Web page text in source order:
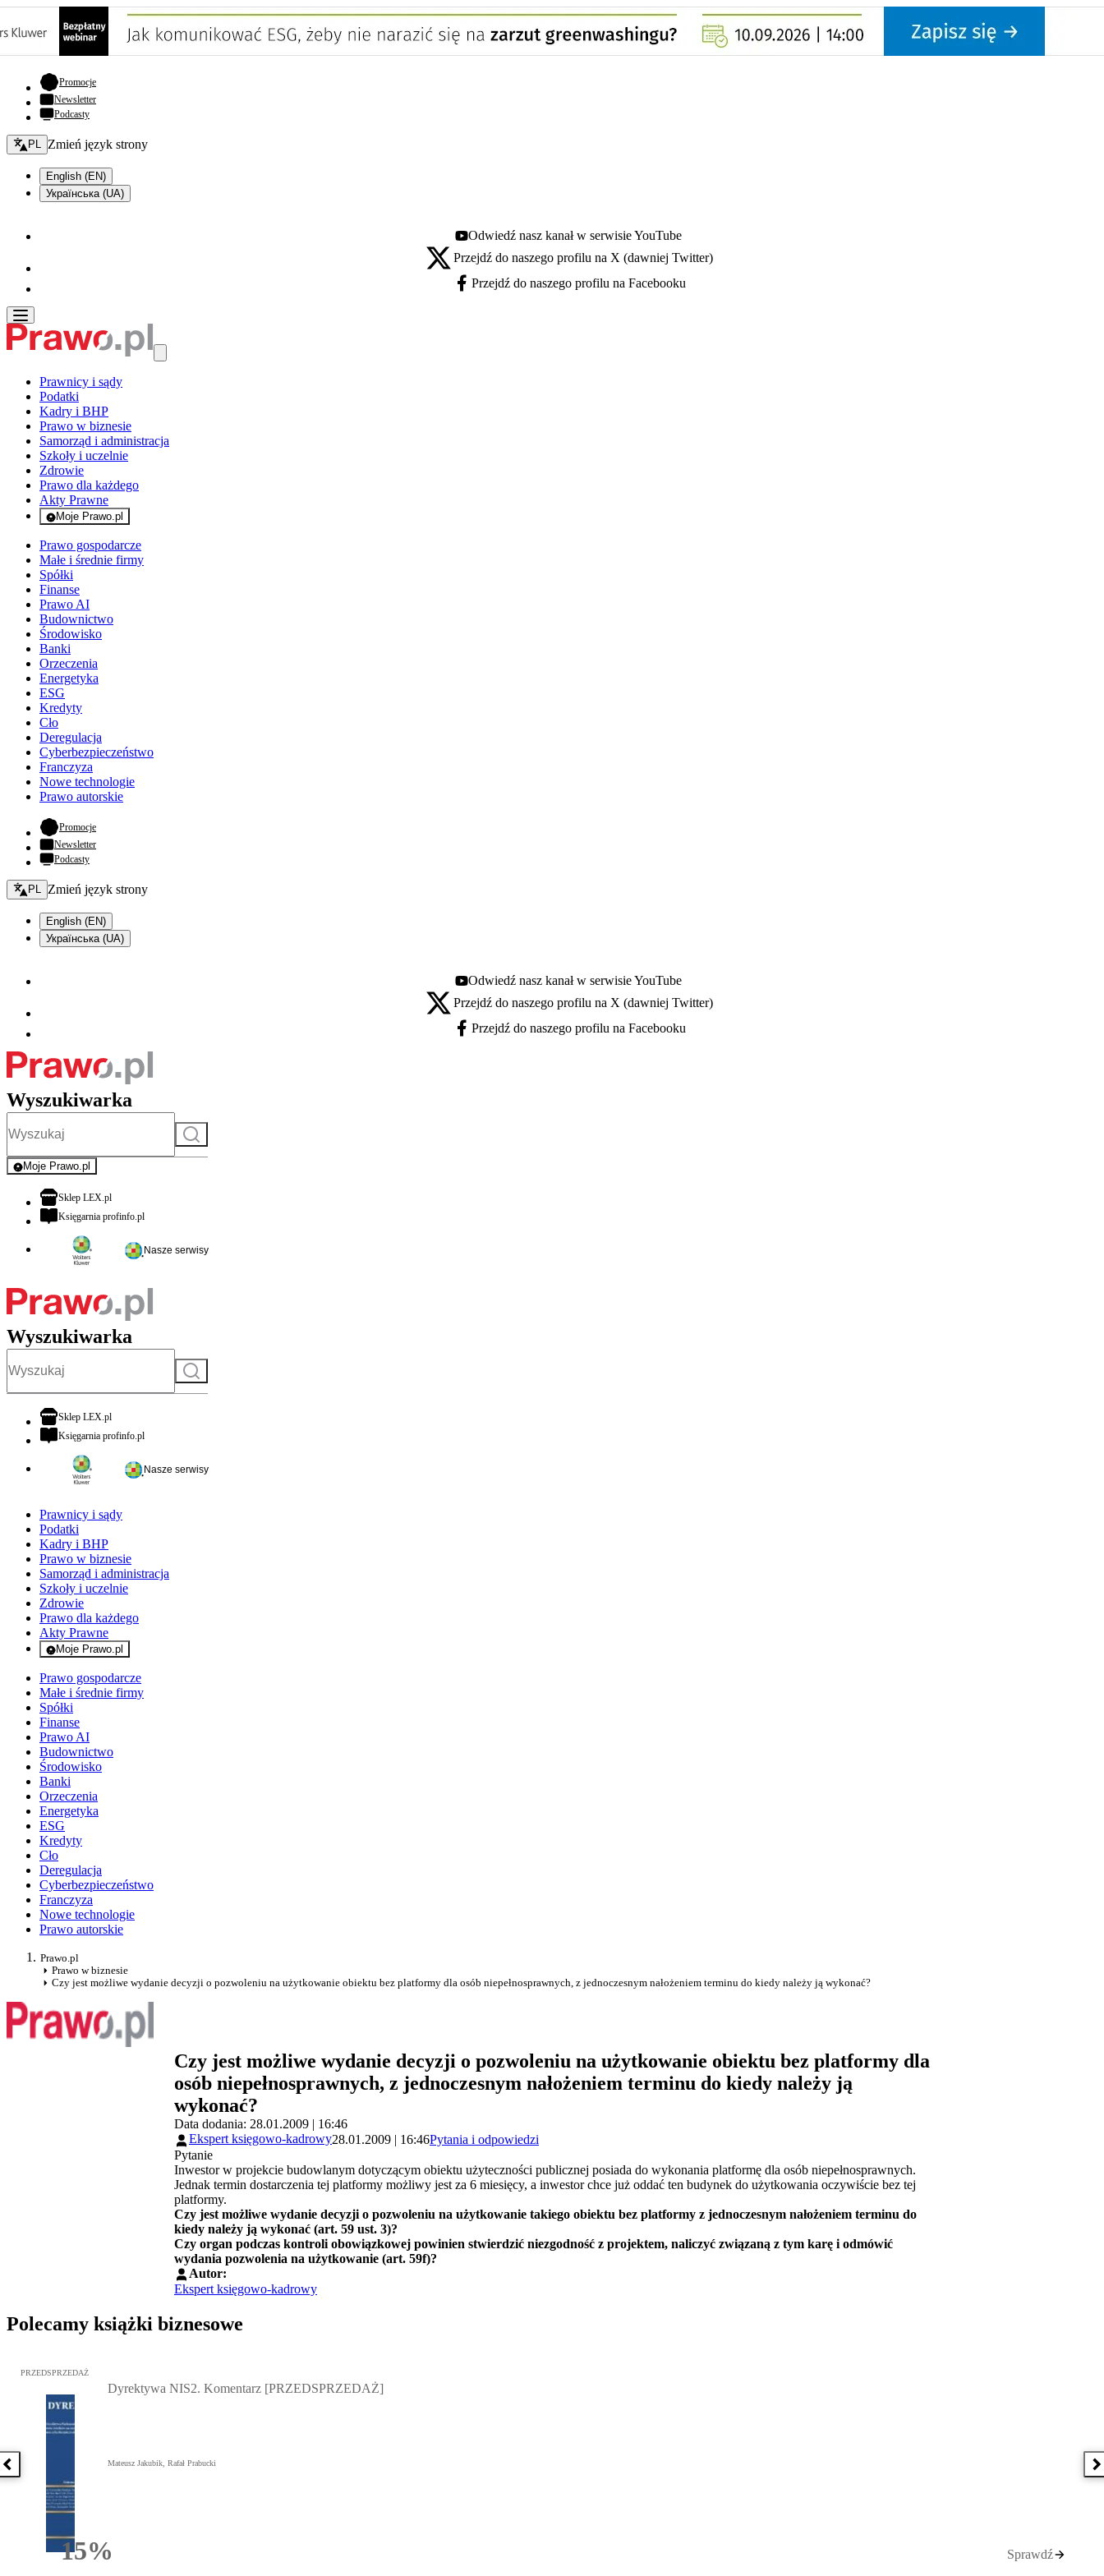
Promocje- otwiera się w nowej karcie
Newsletter
Podcasty
Zmień język - bieżący:
PL Zmień język strony
English (EN)
Українська (UA)
Youtube - otwiera się w nowej karcie
Odwiedź nasz kanał w serwisie YouTube
X - otwiera się w nowej karcie
Przejdź do naszego profilu na X (dawniej Twitter)
Facebook - otwiera się w nowej karcie
Przejdź do naszego profilu na Facebooku
Prawnicy i sądy
Podatki
Kadry i BHP
Prawo w biznesie
Samorząd i administracja
Szkoły i uczelnie
Zdrowie
Prawo dla każdego
Akty Prawne
Moje Prawo.pl
- rejestracja i logowanie do serwisu
Prawo gospodarcze
Małe i średnie firmy
Spółki
Finanse
Prawo AI
Budownictwo
Środowisko
Banki
Orzeczenia
Energetyka
ESG
Kredyty
Cło
Deregulacja
Cyberbezpieczeństwo
Franczyza
Nowe technologie
Prawo autorskie
Promocje- otwiera się w nowej karcie
Newsletter
Podcasty
Zmień język - bieżący:
PL Zmień język strony
English (EN)
Українська (UA)
Youtube - otwiera się w nowej karcie
Odwiedź nasz kanał w serwisie YouTube
X - otwiera się w nowej karcie
Przejdź do naszego profilu na X (dawniej Twitter)
Facebook - otwiera się w nowej karcie
Przejdź do naszego profilu na Facebooku
Wyszukiwarka
Szukaj
Moje Prawo.pl
- rejestracja i logowanie do serwisu
Sklep LEX.plotwiera się w nowej karcie
Księgarnia profinfo.plotwiera się w nowej karcie
Nasze serwisy
Wyszukiwarka
Szukaj
Sklep LEX.plotwiera się w nowej karcie
Księgarnia profinfo.plotwiera się w nowej karcie
Nasze serwisy
Prawnicy i sądy
Podatki
Kadry i BHP
Prawo w biznesie
Samorząd i administracja
Szkoły i uczelnie
Zdrowie
Prawo dla każdego
Akty Prawne
Moje Prawo.pl
- rejestracja i logowanie do serwisu
Prawo gospodarcze
Małe i średnie firmy
Spółki
Finanse
Prawo AI
Budownictwo
Środowisko
Banki
Orzeczenia
Energetyka
ESG
Kredyty
Cło
Deregulacja
Cyberbezpieczeństwo
Franczyza
Nowe technologie
Prawo autorskie
Prawo.pl
Prawo w biznesie
Czy jest możliwe wydanie decyzji o pozwoleniu na użytkowanie obiektu bez platformy dla osób niepełnosprawnych, z jednoczesnym nałożeniem terminu do kiedy należy ją wykonać?
Czy jest możliwe wydanie decyzji o pozwoleniu na użytkowanie obiektu bez platformy dla
osób niepełnosprawnych, z jednoczesnym nałożeniem terminu do kiedy należy ją
wykonać?
Data dodania: 28.01.2009 | 16:46
Ekspert księgowo-kadrowy28.01.2009 | 16:46Pytania i odpowiedzi
Pytanie
Inwestor w projekcie budowlanym dotyczącym obiektu użyteczności publicznej posiada do wykonania platformę dla osób niepełnosprawnych.
Jednak termin dostarczenia tej platformy możliwy jest za 6 miesięcy, a inwestor chce już oddać ten budynek do użytkowania oczywiście bez tej
platformy.
Czy jest możliwe wydanie decyzji o pozwoleniu na użytkowanie takiego obiektu bez platformy z jednoczesnym nałożeniem terminu do
kiedy należy ją wykonać (art. 59 ust. 3)?
Czy organ podczas kontroli obowiązkowej powinien stwierdzić niezgodność z projektem, naliczyć związaną z tym karę i odmówić
wydania pozwolenia na użytkowanie (art. 59f)?
Autor:
Ekspert księgowo-kadrowy
Polecamy książki biznesowe
Poprzednia książka
Przejdź do: Dyrektywa NIS2. Komentarz [PRZEDSPRZEDAŻ], Mateusz Jakubik, Rafał Prabucki - otwiera się w nowym oknie
PRZEDSPRZEDAŻ
15%Rabatu
Dyrektywa NIS2. Komentarz [PRZEDSPRZEDAŻ]
Mateusz Jakubik, Rafał Prabucki
Sprawdź